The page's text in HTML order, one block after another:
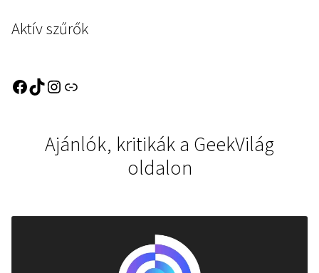
Aktív szűrők
Ajánlók, kritikák a GeekVilág
oldalon